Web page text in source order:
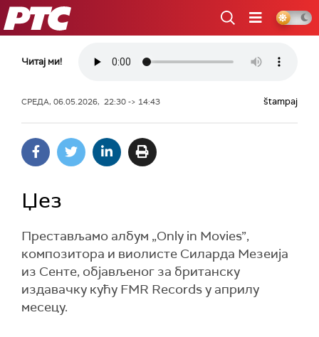
РТС
Читај ми!
СРЕДА, 06.05.2026, 22:30 -> 14:43 štampaj
Џез
Престављамо албум „Only in Movies”,
композитора и виолисте Силарда Мезеија
из Сенте, објављеног за британску
издавачку кућу FMR Records у априлу
месецу.